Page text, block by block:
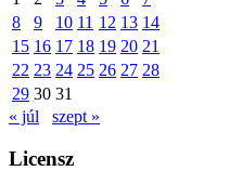
8
9 10 11 12 13 14
15 16 17 18 19 20 21
22 23 24 25 26 27 28
29 30 31
« júl
szept »
Licensz